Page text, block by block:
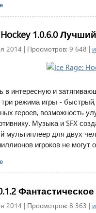
Hockey 1.0.6.0
2014 | Просмотров: 9 648 |
в интересную и
три режима игры -
героев, возможность
Музыка и SFX
мультиплеер для двух
игроков не
2014 | Просмотров: 8 363 |